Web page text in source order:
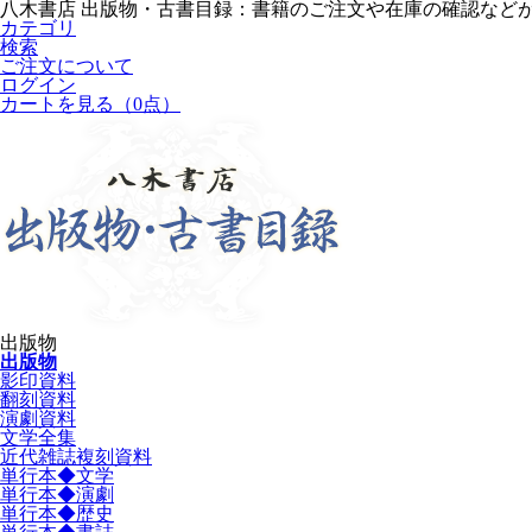
八木書店 出版物・古書目録：書籍のご注文や在庫の確認など
カテゴリ
検索
ご注文について
ログイン
カートを見る
（0点）
出版物
出版物
影印資料
翻刻資料
演劇資料
文学全集
近代雑誌複刻資料
単行本◆文学
単行本◆演劇
単行本◆歴史